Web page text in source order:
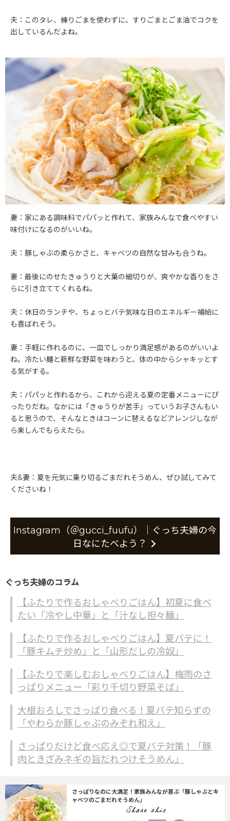
夫：このタレ、練りごまを使わずに、すりごまとごま油でコクを
出しているんだよね。
妻：家にある調味料でパパッと作れて、家族みんなで食べやすい
味付けになるのがいいね。
夫：豚しゃぶの柔らかさと、キャベツの自然な甘みも合うね。
妻：最後にのせたきゅうりと大葉の細切りが、爽やかな香りをさ
らに引き立ててくれるね。
夫：休日のランチや、ちょっとバテ気味な日のエネルギー補給に
も喜ばれそう。
妻：手軽に作れるのに、一皿でしっかり満足感があるのがいいよ
ね。冷たい麺と新鮮な野菜を味わうと、体の中からシャキッとす
る気がする。
夫：パパッと作れるから、これから迎える夏の定番メニューにぴ
ったりだね。なかには「きゅうりが苦手」っていうお子さんもい
ると思うので、そんなときはコーンに替えるなどアレンジしなが
ら楽しんでもらえたら。
夫&妻：夏を元気に乗り切るごまだれそうめん、ぜひ試してみて
くださいね！
Instagram（＠gucci_fuufu）｜ぐっち夫婦の今
日なにたべよう？
ぐっち夫婦のコラム
【ふたりで作るおしゃべりごはん】初夏に食べ
たい「冷やし中華」と「汁なし担々麺」
【ふたりで作るおしゃべりごはん】夏バテに！
「豚キムチ炒め」と「山形だしの冷奴」
【ふたりで楽しむおしゃべりごはん】梅雨のさ
っぱりメニュー「彩り千切り野菜そば」
大根おろしでさっぱり食べる！夏バテ知らずの
「やわらか豚しゃぶのみぞれ和え」
さっぱりだけど食べ応え◎で夏バテ対策！「豚
肉ときざみネギの旨だれつけそうめん」
さっぱりなのに大満足！家族みんなが喜ぶ「豚しゃぶとキ
ャベツのごまだれそうめん」